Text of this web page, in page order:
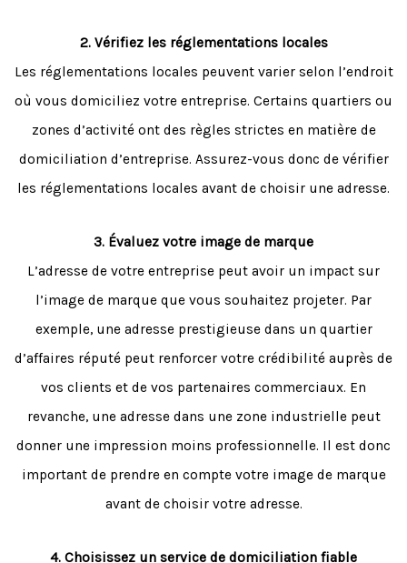
2. Vérifiez les réglementations locales
Les réglementations locales peuvent varier selon l’endroit
où vous domiciliez votre entreprise. Certains quartiers ou
zones d’activité ont des règles strictes en matière de
domiciliation d’entreprise. Assurez-vous donc de vérifier
les réglementations locales avant de choisir une adresse.
3. Évaluez votre image de marque
L’adresse de votre entreprise peut avoir un impact sur
l’image de marque que vous souhaitez projeter. Par
exemple, une adresse prestigieuse dans un quartier
d’affaires réputé peut renforcer votre crédibilité auprès de
vos clients et de vos partenaires commerciaux. En
revanche, une adresse dans une zone industrielle peut
donner une impression moins professionnelle. Il est donc
important de prendre en compte votre image de marque
avant de choisir votre adresse.
4. Choisissez un service de domiciliation fiable